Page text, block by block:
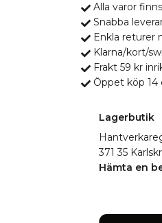
Alla varor
Snabba
Enkla returer
Klarna/kort/
Frakt 59 kr
Öppet köp 14
Lagerbutik
371 35
Hämta en